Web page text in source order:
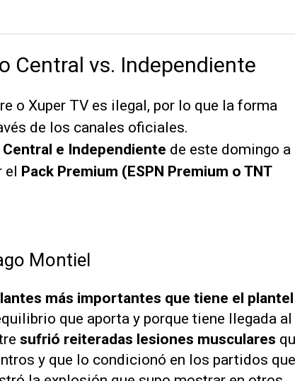
Central vs. Independiente
o Xuper TV es ilegal, por lo que la forma
de los canales oficiales.
e Independiente de este domingo a
el Pack Premium (ESPN Premium o TNT
Montiel
más importantes que tiene el plantel
que aporta y porque tiene llegada al
sufrió reiteradas lesiones musculares
y que lo condicionó en los partidos